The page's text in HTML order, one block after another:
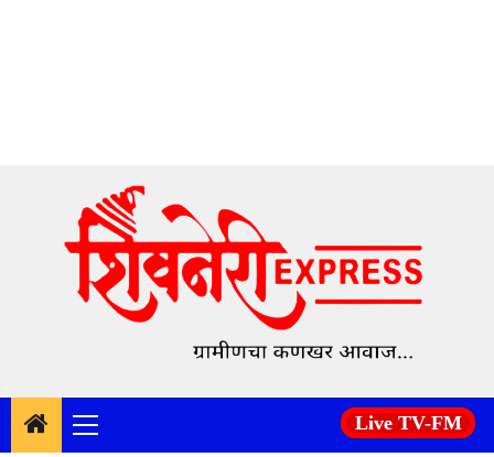
content
Primary
Menu
Live TV-FM